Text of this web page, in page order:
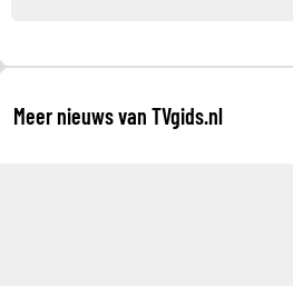
Meer nieuws van TVgids.nl